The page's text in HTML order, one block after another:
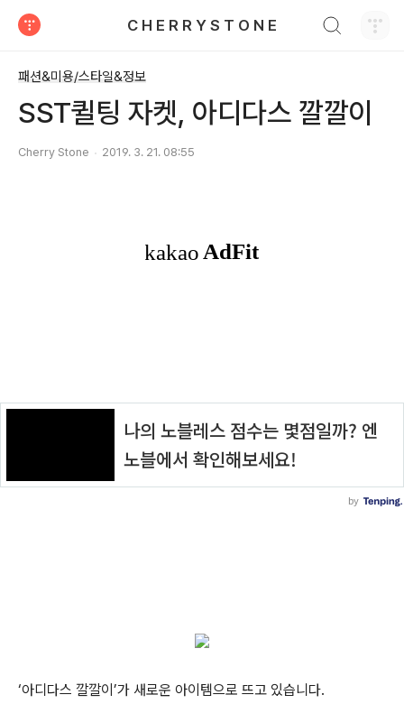
C H E R R Y S T O N E
패션&미용/스타일&정보
SST퀼팅 자켓, 아디다스 깔깔이
Cherry Stone 2019. 3. 21. 08:55
‘아디다스 깔깔이’가 새로운 아이템으로 뜨고 있습니다.